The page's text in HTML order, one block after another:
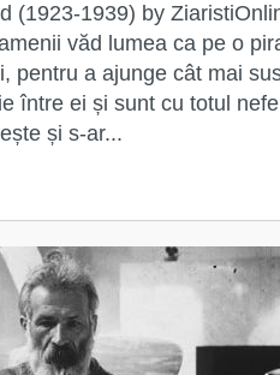
(1923-1939) by
văd lumea ca pe o
pentru a ajunge cât mai
între ei și sunt cu totul
și s-ar...